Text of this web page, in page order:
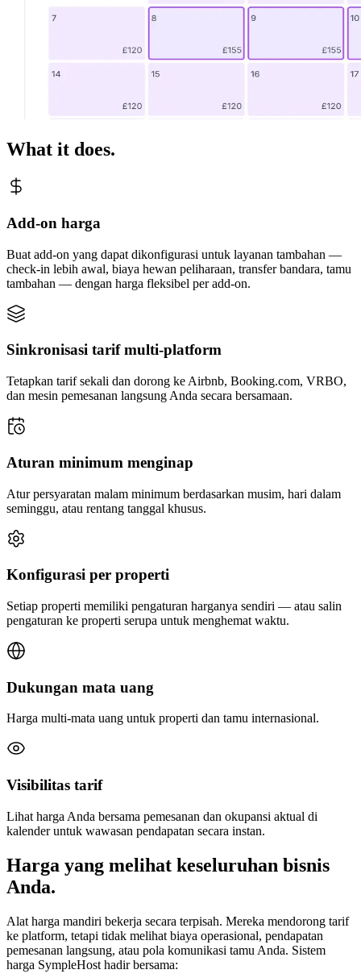
What it does.
Add-on harga
Buat add-on yang dapat dikonfigurasi untuk layanan tambahan —
check-in lebih awal, biaya hewan peliharaan, transfer bandara, tamu
tambahan — dengan harga fleksibel per add-on.
Sinkronisasi tarif multi-platform
Tetapkan tarif sekali dan dorong ke Airbnb, Booking.com, VRBO,
dan mesin pemesanan langsung Anda secara bersamaan.
Aturan minimum menginap
Atur persyaratan malam minimum berdasarkan musim, hari dalam
seminggu, atau rentang tanggal khusus.
Konfigurasi per properti
Setiap properti memiliki pengaturan harganya sendiri — atau salin
pengaturan ke properti serupa untuk menghemat waktu.
Dukungan mata uang
Harga multi-mata uang untuk properti dan tamu internasional.
Visibilitas tarif
Lihat harga Anda bersama pemesanan dan okupansi aktual di
kalender untuk wawasan pendapatan secara instan.
Harga yang melihat keseluruhan bisnis
Anda.
Alat harga mandiri bekerja secara terpisah. Mereka mendorong tarif
ke platform, tetapi tidak melihat biaya operasional, pendapatan
pemesanan langsung, atau pola komunikasi tamu Anda. Sistem
harga SympleHost hadir bersama: